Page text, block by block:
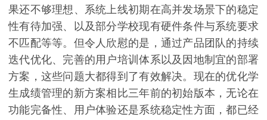
果还不够理想、系统上线初期在高并发场景下的稳定
性有待加强、以及部分学校现有硬件条件与系统要求
不匹配等等。但令人欣慰的是，通过产品团队的持续
迭代优化、完善的用户培训体系以及因地制宜的部署
方案，这些问题大都得到了有效解决。现在的优化学
生成绩管理的新方案相比三年前的初始版本，无论在
功能完备性、用户体验还是系统稳定性方面，都已经